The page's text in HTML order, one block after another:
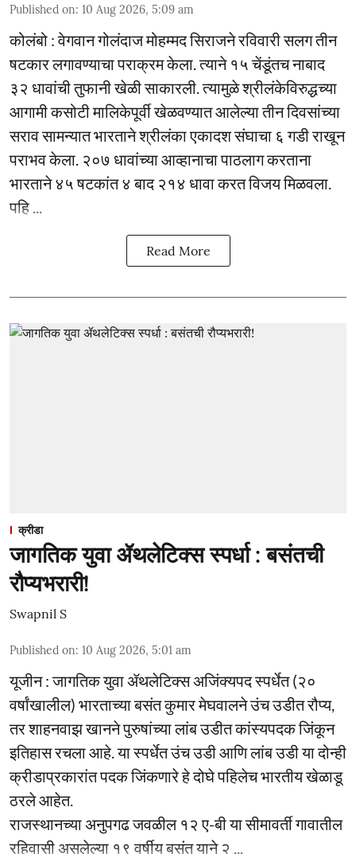
Published on: 10 Aug 2026, 5:09 am
कोलंबो : वेगवान गोलंदाज मोहम्मद सिराजने रविवारी सलग तीन
षटकार लगावण्याचा पराक्रम केला. त्याने १५ चेंडूंतच नाबाद
३२ धावांची तुफानी खेळी साकारली. त्यामुळे श्रीलंकेविरुद्धच्या
आगामी कसोटी मालिकेपूर्वी खेळवण्यात आलेल्या तीन दिवसांच्या
सराव सामन्यात भारताने श्रीलंका एकादश संघाचा ६ गडी राखून
पराभव केला. २०७ धावांच्या आव्हानाचा पाठलाग करताना
भारताने ४५ षटकांत ४ बाद २१४ धावा करत विजय मिळवला.
पहि ...
Read More
क्रीडा
जागतिक युवा ॲथलेटिक्स स्पर्धा : बसंतची
रौप्यभरारी!
Swapnil S
Published on: 10 Aug 2026, 5:01 am
यूजीन : जागतिक युवा ॲथलेटिक्स अजिंक्यपद स्पर्धेत (२०
वर्षांखालील) भारताच्या बसंत कुमार मेघवालने उंच उडीत रौप्य,
तर शाहनवाझ खानने पुरुषांच्या लांब उडीत कांस्यपदक जिंकून
इतिहास रचला आहे. या स्पर्धेत उंच उडी आणि लांब उडी या दोन्ही
क्रीडाप्रकारांत पदक जिंकणारे हे दोघे पहिलेच भारतीय खेळाडू
ठरले आहेत.
राजस्थानच्या अनुपगढ जवळील १२ ए-बी या सीमावर्ती गावातील
रहिवासी असलेल्या १९ वर्षीय बसंत याने २ ...